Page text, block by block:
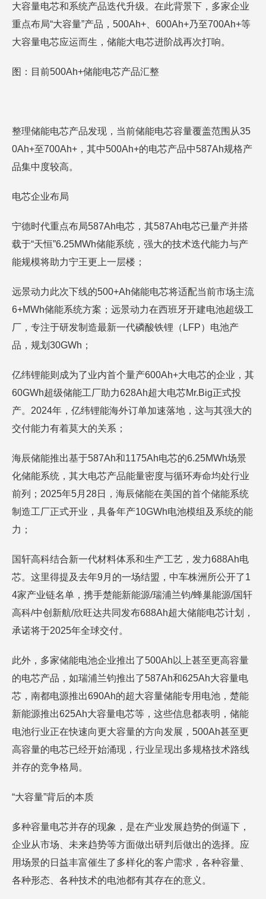
大容量电芯和系统产品迭代升级。在此背景下，多家企业
重点布局“大容量”产品，500Ah+、600Ah+乃至700Ah+等
大容量电芯应运而生，储能大电芯进阶战再次打响。
图：目前500Ah+储能电芯产品汇整
整理储能电芯产品发现，当前储能电芯容量覆盖范围从35
0Ah+至700Ah+，其中500Ah+的电芯产品中587Ah规格产
品集中度较高。
电芯企业布局
宁德时代重点布局587Ah电芯，其587Ah电芯已量产并搭
载于“天恒”6.25MWh储能系统，强大的技术迭代能力与产
能规模将助力宁王更上一层楼；
远景动力此次下线的500+Ah储能电芯将适配当前市场主流
6+MWh储能系统方案；远景动力在西班牙开建电池超级工
厂，专注于研发制造最新一代磷酸铁锂（LFP）电池产
品，规划30GWh；
亿纬锂能则成为了业内首个量产600Ah+大电芯的企业，其
60GWh超级储能工厂助力628Ah超大电芯Mr.Big正式投
产。2024年，亿纬锂能海外订单加速落地，这与其强大的
交付能力有着莫大的关系；
海辰储能推出基于587Ah和1175Ah电芯的6.25MWh场景
化储能系统，其大电芯产品能量密度与循环寿命均处行业
前列；2025年5月28日，海辰储能在美国的首个储能系统
制造工厂正式开业，具备年产10GWh电池模组及系统的能
力；
国轩高科结合新一代材料体系和生产工艺，发力688Ah电
芯。这里得提及去年9月的一场结盟，中车株洲所公开了1
4家产业链名单，携手楚能新能源/瑞浦兰钧/蜂巢能源/国轩
高科/中创新航/欣旺达共同发布688Ah超大储能电芯计划，
承诺将于2025年全球交付。
此外，多家储能电池企业推出了500Ah以上甚至更高容量
的电芯产品，如瑞浦兰钧推出了587Ah和625Ah大容量电
芯，南都电源推出690Ah的超大容量储能专用电池，楚能
新能源推出625Ah大容量电芯等，这些信息都表明，储能
电池行业正在快速向更大容量的方向发展，500Ah甚至更
高容量的电芯已经开始涌现，行业呈现出多规格技术路线
并存的竞争格局。
“大容量”背后的本质
多种容量电芯并存的现象，是在产业发展趋势的倒逼下，
企业从市场、未来趋势等方面做出研判后做出的选择。应
用场景的日益丰富催生了多样化的客户需求，各种容量、
各种形态、各种技术的电池都有其存在的意义。